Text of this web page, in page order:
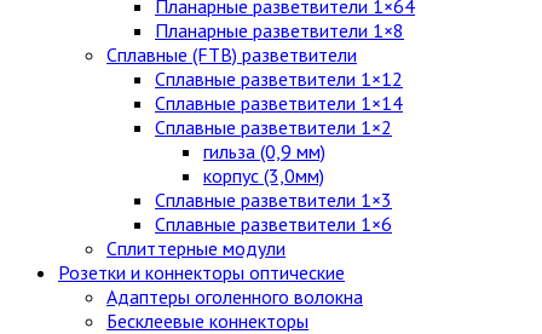
Планарные разветвители 1×64
Планарные разветвители 1×8
Сплавные (FTB) разветвители
Сплавные разветвители 1×12
Сплавные разветвители 1×14
Сплавные разветвители 1×2
гильза (0,9 мм)
корпус (3,0мм)
Сплавные разветвители 1×3
Сплавные разветвители 1×6
Сплиттерные модули
Розетки и коннекторы оптические
Адаптеры оголенного волокна
Бесклеевые коннекторы